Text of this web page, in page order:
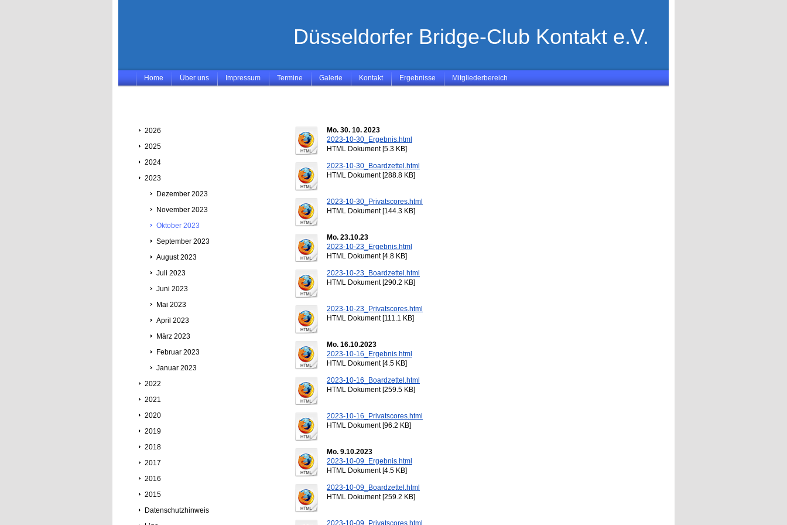
Düsseldorfer Bridge-Club Kontakt e.V.
Home Über uns Impressum Termine Galerie Kontakt Ergebnisse Mitgliederbereich
2026
2025
2024
2023
Dezember 2023
November 2023
Oktober 2023
September 2023
August 2023
Juli 2023
Juni 2023
Mai 2023
April 2023
März 2023
Februar 2023
Januar 2023
2022
2021
2020
2019
2018
2017
2016
2015
Datenschutzhinweis
Mo. 30. 10. 2023
2023-10-30_Ergebnis.html
HTML Dokument [5.3 KB]
2023-10-30_Boardzettel.html
HTML Dokument [288.8 KB]
2023-10-30_Privatscores.html
HTML Dokument [144.3 KB]
Mo. 23.10.23
2023-10-23_Ergebnis.html
HTML Dokument [4.8 KB]
2023-10-23_Boardzettel.html
HTML Dokument [290.2 KB]
2023-10-23_Privatscores.html
HTML Dokument [111.1 KB]
Mo. 16.10.2023
2023-10-16_Ergebnis.html
HTML Dokument [4.5 KB]
2023-10-16_Boardzettel.html
HTML Dokument [259.5 KB]
2023-10-16_Privatscores.html
HTML Dokument [96.2 KB]
Mo. 9.10.2023
2023-10-09_Ergebnis.html
HTML Dokument [4.5 KB]
2023-10-09_Boardzettel.html
HTML Dokument [259.2 KB]
2023-10-09_Privatscores.html